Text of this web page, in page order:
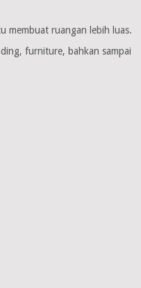
membuat ruangan lebih luas.
furniture, bahkan sampai